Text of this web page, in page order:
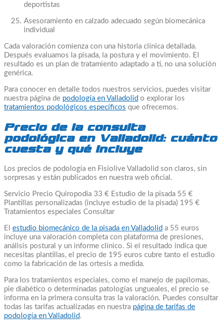
deportistas
Asesoramiento en calzado adecuado según biomecánica
individual
Cada valoración comienza con una historia clínica detallada.
Después evaluamos la pisada, la postura y el movimiento. El
resultado es un plan de tratamiento adaptado a ti, no una solución
genérica.
Para conocer en detalle todos nuestros servicios, puedes visitar
nuestra página de podología en Valladolid o explorar los
tratamientos podológicos específicos que ofrecemos.
Precio de la consulta
podológica en Valladolid: cuánto
cuesta y qué incluye
Los precios de podología en Fisiolive Valladolid son claros, sin
sorpresas y están publicados en nuestra web oficial.
Servicio Precio Quiropodia 33 € Estudio de la pisada 55 €
Plantillas personalizadas (incluye estudio de la pisada) 195 €
Tratamientos especiales Consultar
El estudio biomecánico de la pisada en Valladolid a 55 euros
incluye una valoración completa con plataforma de presiones,
análisis postural y un informe clínico. Si el resultado indica que
necesitas plantillas, el precio de 195 euros cubre tanto el estudio
como la fabricación de las ortesis a medida.
Para los tratamientos especiales, como el manejo de papilomas,
pie diabético o determinadas patologías ungueales, el precio se
informa en la primera consulta tras la valoración. Puedes consultar
todas las tarifas actualizadas en nuestra página de tarifas de
podología en Valladolid .